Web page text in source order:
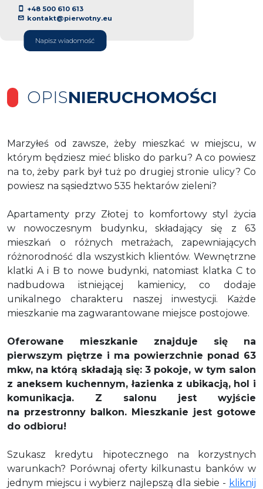
+48 500 610 613
kontakt@pierwotny.eu
Napisz wiadomość
OPISNIERUCHOMOŚCI
Marzyłeś od zawsze, żeby mieszkać w miejscu, w
którym będziesz mieć blisko do parku? A co powiesz
na to, żeby park był tuż po drugiej stronie ulicy? Co
powiesz na sąsiedztwo 535 hektarów zieleni?
Apartamenty przy Złotej to komfortowy styl życia
w nowoczesnym budynku, składający się z 63
mieszkań o różnych metrażach, zapewniających
różnorodność dla wszystkich klientów. Wewnętrzne
klatki A i B to nowe budynki, natomiast klatka C to
nadbudowa istniejącej kamienicy, co dodaje
unikalnego charakteru naszej inwestycji. Każde
mieszkanie ma zagwarantowane miejsce postojowe.
Oferowane mieszkanie znajduje się na
pierwszym piętrze i ma powierzchnie ponad 63
mkw, na którą składają się: 3 pokoje, w tym salon
z aneksem kuchennym, łazienka z ubikacją, hol i
komunikacja. Z salonu jest wyjście
na przestronny balkon. Mieszkanie jest gotowe
do odbioru!
Szukasz kredytu hipotecznego na korzystnych
warunkach? Porównaj oferty kilkunastu banków w
jednym miejscu i wybierz najlepszą dla siebie - kliknij